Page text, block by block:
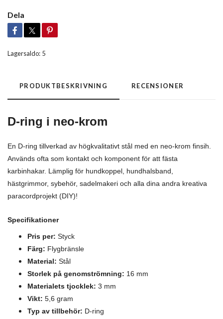
Dela
Lagersaldo: 5
PRODUKTBESKRIVNING RECENSIONER
D-ring i neo-krom
En D-ring tillverkad av högkvalitativt stål med en neo-krom finsih.
Används ofta som kontakt och komponent för att fästa
karbinhakar. Lämplig för hundkoppel, hundhalsband,
hästgrimmor, sybehör, sadelmakeri och alla dina andra kreativa
paracordprojekt (DIY)!
Specifikationer
Pris per: Styck
Färg: Flygbränsle
Material: Stål
Storlek på genomströmning: 16 mm
Materialets tjocklek: 3 mm
Vikt: 5,6 gram
Typ av tillbehör: D-ring